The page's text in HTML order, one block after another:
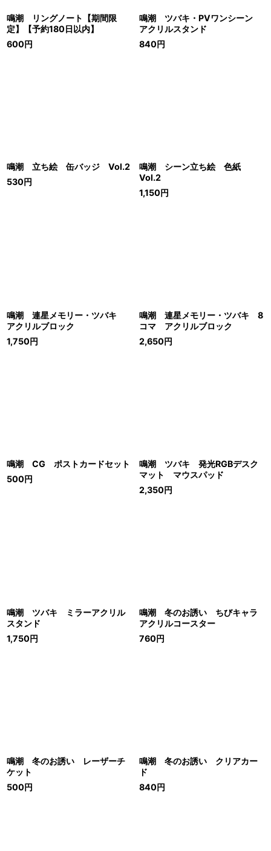
鳴潮 リングノート【期間限
定】【予約180日以内】
600円
鳴潮 ツバキ・PVワンシーン
アクリルスタンド
840円
鳴潮 立ち絵 缶バッジ Vol.2
530円
鳴潮 シーン立ち絵 色紙
Vol.2
1,150円
鳴潮 連星メモリー・ツバキ
アクリルブロック
1,750円
鳴潮 連星メモリー・ツバキ 8
コマ アクリルブロック
2,650円
鳴潮 CG ポストカードセット
500円
鳴潮 ツバキ 発光RGBデスク
マット マウスパッド
2,350円
鳴潮 ツバキ ミラーアクリル
スタンド
1,750円
鳴潮 冬のお誘い ちびキャラ
アクリルコースター
760円
鳴潮 冬のお誘い レーザーチ
ケット
500円
鳴潮 冬のお誘い クリアカー
ド
840円